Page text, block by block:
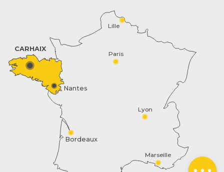
Contacter par
email
Paris
Marseille
Lyon
Lille
Bordeaux
Nantes
CARHAIX